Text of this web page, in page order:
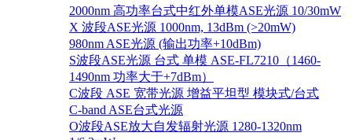
2000nm 高功率台式中红外单模ASE光源 10/30mW
X 波段ASE光源 1000nm, 13dBm (>20mW)
980nm ASE光源 (输出功率+10dBm)
S波段ASE光源 台式 单模 ASE-FL7210（1460-
1490nm 功率大于+7dBm）
C波段 ASE 宽带光源 增益平坦型 模块式/台式
C-band ASE台式光源
O波段ASE放大自发辐射光源 1280-1320nm